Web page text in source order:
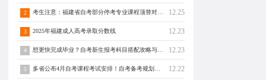
2 12.25
3 2025年福建成人高考录取分数线 12.23
4 12.23
5 12.22